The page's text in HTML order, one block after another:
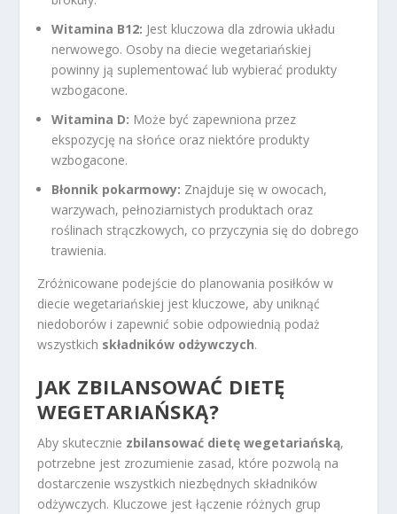
Witamina B12: Jest kluczowa dla zdrowia układu
nerwowego. Osoby na diecie wegetariańskiej
powinny ją suplementować lub wybierać produkty
wzbogacone.
Witamina D: Może być zapewniona przez
ekspozycję na słońce oraz niektóre produkty
wzbogacone.
Błonnik pokarmowy: Znajduje się w owocach,
warzywach, pełnoziarnistych produktach oraz
roślinach strączkowych, co przyczynia się do dobrego
trawienia.
Zróżnicowane podejście do planowania posiłków w
diecie wegetariańskiej jest kluczowe, aby uniknąć
niedoborów i zapewnić sobie odpowiednią podaż
wszystkich składników odżywczych.
JAK ZBILANSOWAĆ DIETĘ
WEGETARIAŃSKĄ?
Aby skutecznie zbilansować dietę wegetariańską,
potrzebne jest zrozumienie zasad, które pozwolą na
dostarczenie wszystkich niezbędnych składników
odżywczych. Kluczowe jest łączenie różnych grup